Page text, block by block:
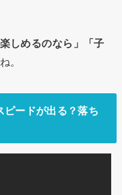
楽しめるのなら」「子
。
ピードが出る？落ち